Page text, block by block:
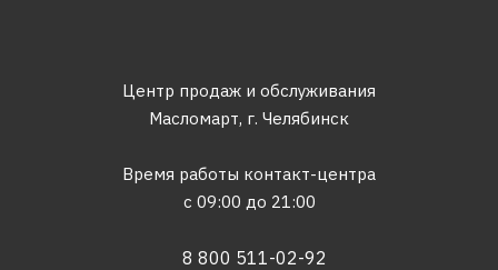
Центр продаж и обслуживания
Масломарт, г. Челябинск
Время работы контакт-центра
с 09:00 до 21:00
8 800 511-02-92